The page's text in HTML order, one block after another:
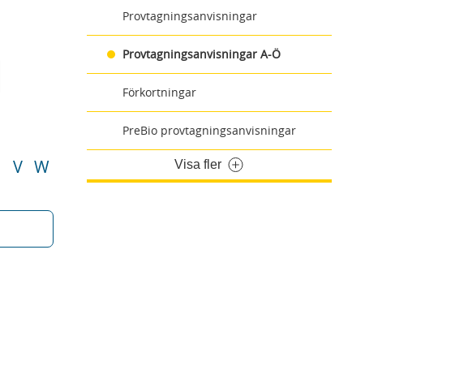
Provtagningsanvisningar
Provtagningsanvisningar A-Ö
Förkortningar
PreBio provtagningsanvisningar
Visa fler
V W